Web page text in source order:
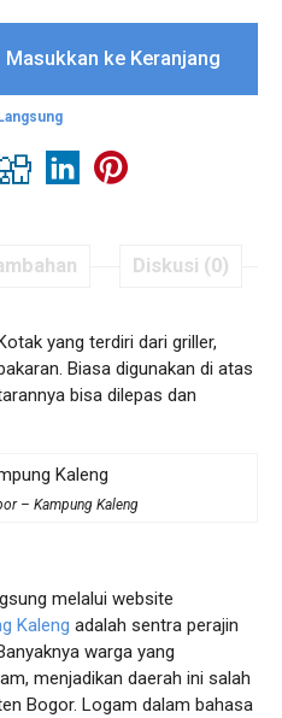
Masukkan ke Keranjang
Diskusi (0)
yang terdiri dari griller,
Biasa digunakan di atas
bisa dilepas dan
– Kampung Kaleng
melalui website
Kaleng adalah sentra perajin
warga yang
menjadikan daerah ini salah
Bogor. Logam dalam bahasa